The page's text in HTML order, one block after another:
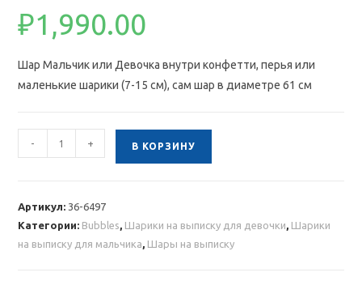
₽1,990.00
Шар Мальчик или Девочка внутри конфетти, перья или
маленькие шарики (7-15 см), сам шар в диаметре 61 см
Количество
товара
- + В КОРЗИНУ
Артикул: 36-6497
Категории: Bubbles, Шарики на выписку для девочки, Шарики
на выписку для мальчика, Шары на выписку